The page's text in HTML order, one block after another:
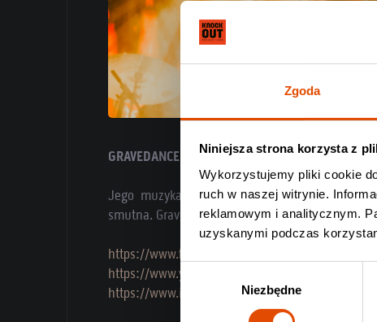
Zgoda
Niniejsza strona korzysta z
Wykorzystujemy pliki cookie
ruch w naszej witrynie.
reklamowym i analitycznym.
uzyskanymi podczas
Wybór
zgody
Niezbędne
GRAVEDANCER (USA) folk:
Jego muzyka jest jak życie – czasami
smutna. Gravedancer gra folk pełen emocji i
https://www.facebook.com/
https://www.youtube.com/watch?v=iFHIZQdoIds
https://www.instagram.com/gravedancerarkinsaw/